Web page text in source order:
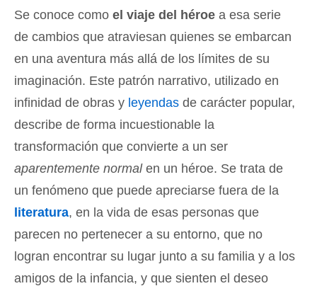
Se conoce como el viaje del héroe a esa serie
de cambios que atraviesan quienes se embarcan
en una aventura más allá de los límites de su
imaginación. Este patrón narrativo, utilizado en
infinidad de obras y leyendas de carácter popular,
describe de forma incuestionable la
transformación que convierte a un ser
aparentemente normalen un héroe. Se trata de
un fenómeno que puede apreciarse fuera de la
literatura, en la vida de esas personas que
parecen no pertenecer a su entorno, que no
logran encontrar su lugar junto a su familia y a los
amigos de la infancia, y que sienten el deseo